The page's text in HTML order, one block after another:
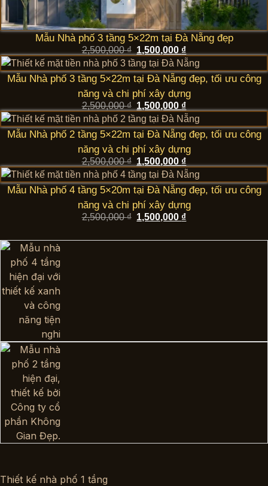
Mẫu Nhà phố 3 tầng 5×22m tại Đà Nẵng đẹp
2,500,000₫ Giá
gốc
là:
2,500,000 ₫.
1,500,000 ₫Giá
hiện
tại
là:
1,500,000 ₫.
Mẫu Nhà phố 3 tầng 5×22m tại Đà Nẵng đẹp, tối ưu công
năng và chi phí xây dựng
2,500,000₫ Giá
gốc
là:
2,500,000 ₫.
1,500,000 ₫Giá
hiện
tại
là:
1,500,000 ₫.
Mẫu Nhà phố 2 tầng 5×22m tại Đà Nẵng đẹp, tối ưu công
năng và chi phí xây dựng
2,500,000₫ Giá
gốc
là:
2,500,000 ₫.
1,500,000 ₫Giá
hiện
tại
là:
1,500,000 ₫.
Mẫu Nhà phố 4 tầng 5×20m tại Đà Nẵng đẹp, tối ưu công
năng và chi phí xây dựng
2,500,000₫ Giá
1,500,000 ₫Giá
Thiết kế nhà phố 1 tầng